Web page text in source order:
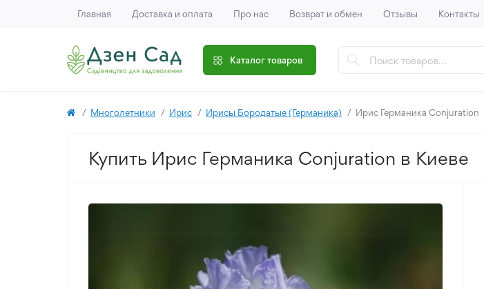
Главная Доставка и оплата Про нас Возврат и обмен Отзывы Контакты
Каталог товаров
Многолетники Ирис Ирисы Бородатые (Германика) Ирис Германика Conjuration
Купить Ирис Германика Conjuration в Киеве